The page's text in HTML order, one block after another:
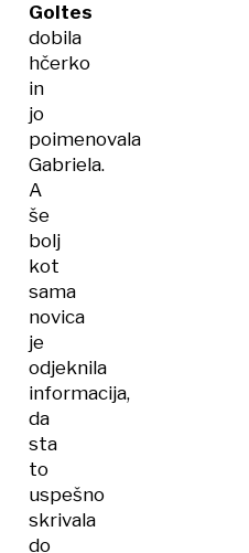
Goltes
dobila
hčerko
in
jo
poimenovala
Gabriela.
A
še
bolj
kot
sama
novica
je
odjeknila
informacija,
da
sta
to
uspešno
skrivala
do